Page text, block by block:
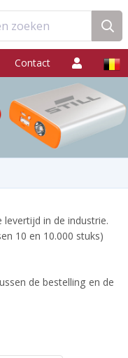
zoeken
Contact
in de industrie.
10 en 10.000 stuks)
de bestelling en de